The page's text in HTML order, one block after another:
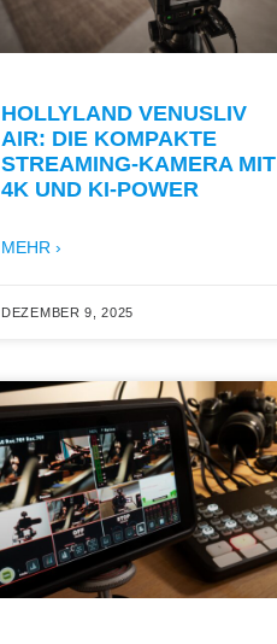
HOLLYLAND VENUSLIV
AIR: DIE KOMPAKTE
STREAMING-KAMERA MIT
4K UND KI-POWER
MEHR ›
DEZEMBER 9, 2025